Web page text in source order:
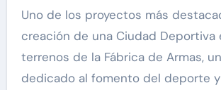
Uno de los proyectos más
creación de una Ciudad Deportiva
terrenos de la Fábrica de Armas,
dedicado al fomento del deporte